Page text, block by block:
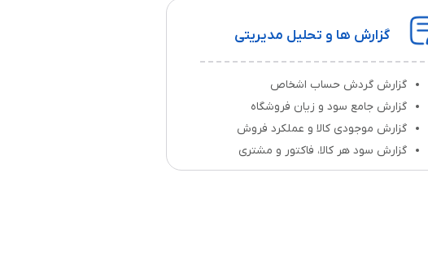
گزارش ها و تحلیل مدیریتی
گزارش گردش حساب اشخاص
گزارش جامع سود و زیان فروشگاه
گزارش موجودی کالا و عملکرد فروش
گزارش سود هر کالا، فاکتور و مشتری